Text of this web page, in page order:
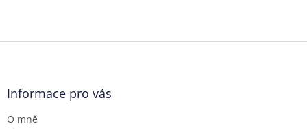
Z
Informace pro vás
O mně